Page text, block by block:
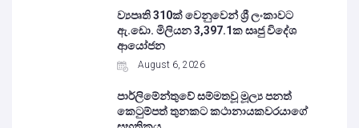
ව්‍යපෘති 310ක් වෙනුවෙන් ශ්‍රී ලංකාවට
ඇ.ඩො. මිලියන 3,397.1ක සෘජු විදේශ
ආයෝජන
August 6, 2026
පාර්ලිමේන්තුවේ සම්මතවූ මූල්‍ය පනත්
කෙටුම්පත් තුනකට කථානායකවරයාගේ